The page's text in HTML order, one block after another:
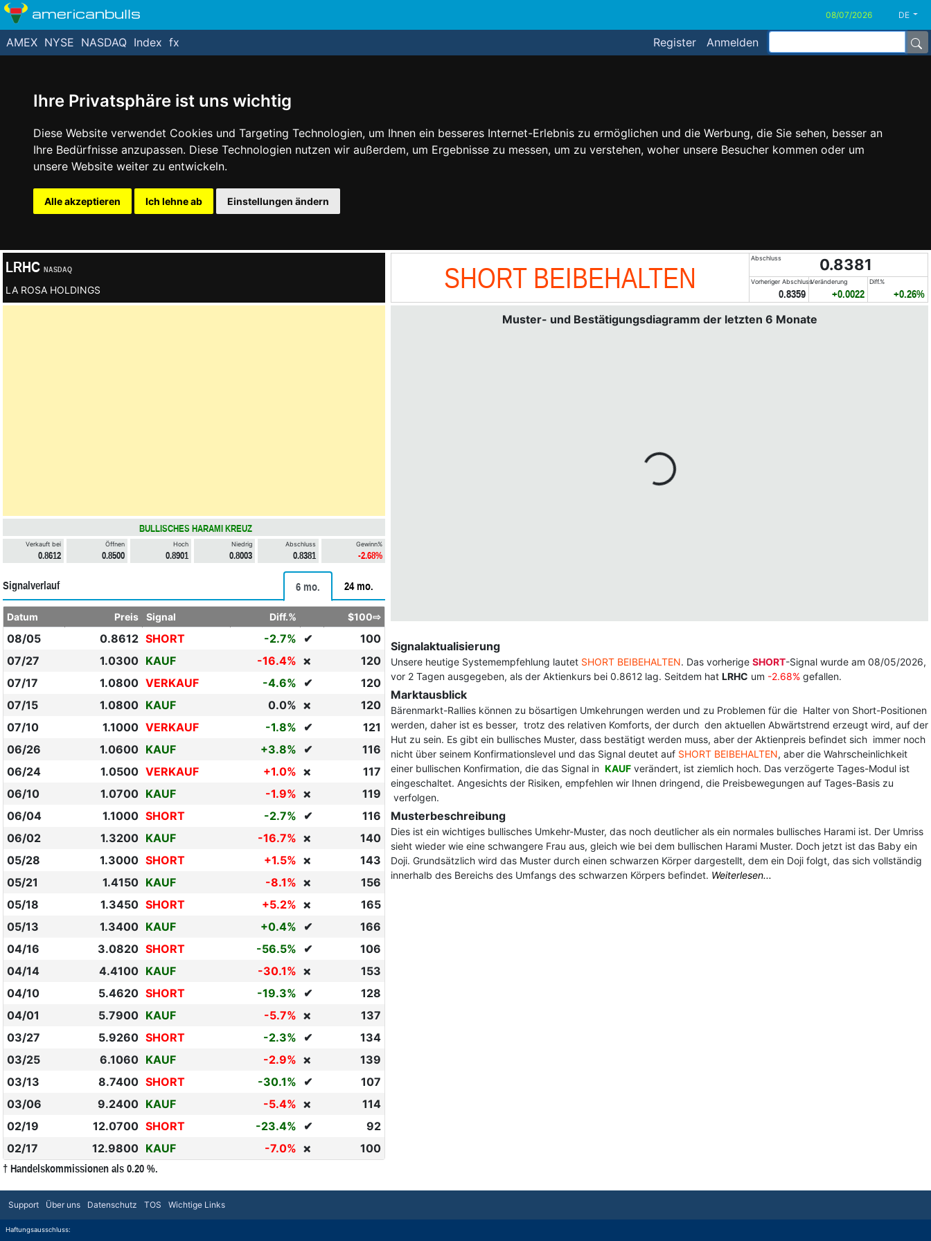
Ihre Privatsphäre ist uns wichtig
Diese Website verwendet Cookies und Targeting Technologien, um Ihnen ein besseres Internet-Erlebnis zu ermöglichen und die Werbung, die Sie sehen, besser an
Ihre Bedürfnisse anzupassen. Diese Technologien nutzen wir außerdem, um Ergebnisse zu messen, um zu verstehen, woher unsere Besucher kommen oder um
unsere Website weiter zu entwickeln.
Alle akzeptieren Ich lehne ab Einstellungen ändern
americanbulls DE
Register Anmelden
AMEX NYSE NASDAQ Index fx
LRHC NASDAQ
LA ROSA HOLDINGS SHORT BEIBEHALTEN
Abschluss 0.8381
Vorheriger Abschluss
0.8359
Veränderung
+0.0022
Diff.%
+0.26%
BULLISCHES HARAMI KREUZ
Verkauft bei
0.8612
Öffnen
0.8500
Hoch
0.8901
Niedrig
0.8003
Abschluss
0.8381
Gewinn%
-2.68%
Signalverlauf 6 mo. 24 mo.
Datum Preis Signal Diff.% $100⇨
08/05 0.8612 SHORT -2.7% ✔
100
07/27
1.0300 KAUF -16.4% ❌
120
07/17
1.0800 VERKAUF -4.6% ✔
120
07/15
1.0800 KAUF 0.0% ❌
120
07/10
1.1000 VERKAUF -1.8% ✔
121
06/26
1.0600 KAUF +3.8% ✔
116
06/24
1.0500 VERKAUF +1.0% ❌
117
06/10
1.0700 KAUF -1.9% ❌
119
06/04
1.1000 SHORT -2.7% ✔
116
06/02
1.3200 KAUF -16.7% ❌
140
05/28
1.3000 SHORT +1.5% ❌
143
05/21
1.4150 KAUF -8.1% ❌
156
05/18
1.3450 SHORT +5.2% ❌
165
05/13
1.3400 KAUF +0.4% ✔
166
04/16
3.0820 SHORT -56.5% ✔
106
04/14
4.4100 KAUF -30.1% ❌
153
04/10
5.4620 SHORT -19.3% ✔
128
04/01
5.7900 KAUF -5.7% ❌
137
03/27
5.9260 SHORT -2.3% ✔
134
03/25
6.1060 KAUF -2.9% ❌
139
03/13
8.7400 SHORT -30.1% ✔
107
03/06
9.2400 KAUF -5.4% ❌
114
02/19
12.0700 SHORT -23.4% ✔
92
02/17
12.9800 KAUF -7.0% ❌ 100
† Handelskommissionen als 0.20 %.
Muster- und Bestätigungsdiagramm der letzten 6 Monate
Signalaktualisierung
Unsere heutige Systemempfehlung lautet SHORT BEIBEHALTEN. Das vorherige SHORT-Signal wurde am 08/05/2026,
vor 2 Tagen ausgegeben, als der Aktienkurs bei 0.8612 lag. Seitdem hat LRHC um -2.68% gefallen.
Marktausblick
Bärenmarkt-Rallies können zu bösartigen Umkehrungen werden und zu Problemen für die Halter von Short-Positionen
werden, daher ist es besser, trotz des relativen Komforts, der durch den aktuellen Abwärtstrend erzeugt wird, auf der
Hut zu sein. Es gibt ein bullisches Muster, dass bestätigt werden muss, aber der Aktienpreis befindet sich immer noch
nicht über seinem Konfirmationslevel und das Signal deutet auf SHORT BEIBEHALTEN, aber die Wahrscheinlichkeit
einer bullischen Konfirmation, die das Signal in KAUF verändert, ist ziemlich hoch. Das verzögerte Tages-Modul ist
eingeschaltet. Angesichts der Risiken, empfehlen wir Ihnen dringend, die Preisbewegungen auf Tages-Basis zu
verfolgen.
Musterbeschreibung
Dies ist ein wichtiges bullisches Umkehr-Muster, das noch deutlicher als ein normales bullisches Harami ist. Der Umriss
sieht wieder wie eine schwangere Frau aus, gleich wie bei dem bullischen Harami Muster. Doch jetzt ist das Baby ein
Doji. Grundsätzlich wird das Muster durch einen schwarzen Körper dargestellt, dem ein Doji folgt, das sich vollständig
innerhalb des Bereichs des Umfangs des schwarzen Körpers befindet. Weiterlesen...
Support Über uns Datenschutz TOS Wichtige Links
Haftungsausschluss: